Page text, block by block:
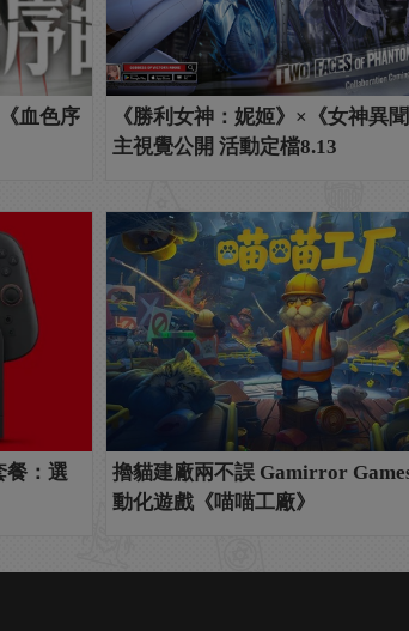
血色序
《勝利女神：妮姬》×《女神異
主視覺公開 活動定檔8.13
餐：選
擼貓建廠兩不誤 Gamirror
動化遊戲《喵喵工廠》